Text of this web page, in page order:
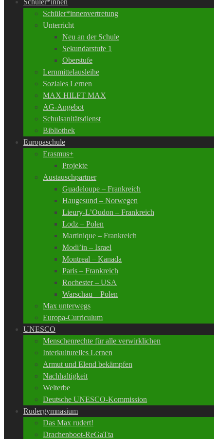
Schüler*innen
Schüler*innenvertretung
Unterricht
Neu an der Schule
Sekundarstufe 1
Oberstufe
Lernmittelausleihe
Soziales Lernen
MAX HILFT MAX
AG-Angebot
Schulsanitätsdienst
Bibliothek
Europaschule
Erasmus+
Projekte
Austauschpartner
Guadeloupe – Frankreich
Haugesund – Norwegen
Lieury-L’Oudon – Frankreich
Lodz – Polen
Martinique – Frankreich
Modi’in – Israel
Montreal – Kanada
Paris – Frankreich
Rochester – USA
Warschau – Polen
Max unterwegs
Europa-Curriculum
UNESCO
Menschenrechte für alle verwirklichen
Interkulturelles Lernen
Armut und Elend bekämpfen
Nachhaltigkeit
Welterbe
Deutsche UNESCO-Kommission
Rudergymnasium
Das Max rudert!
Drachenboot-ReGaTta